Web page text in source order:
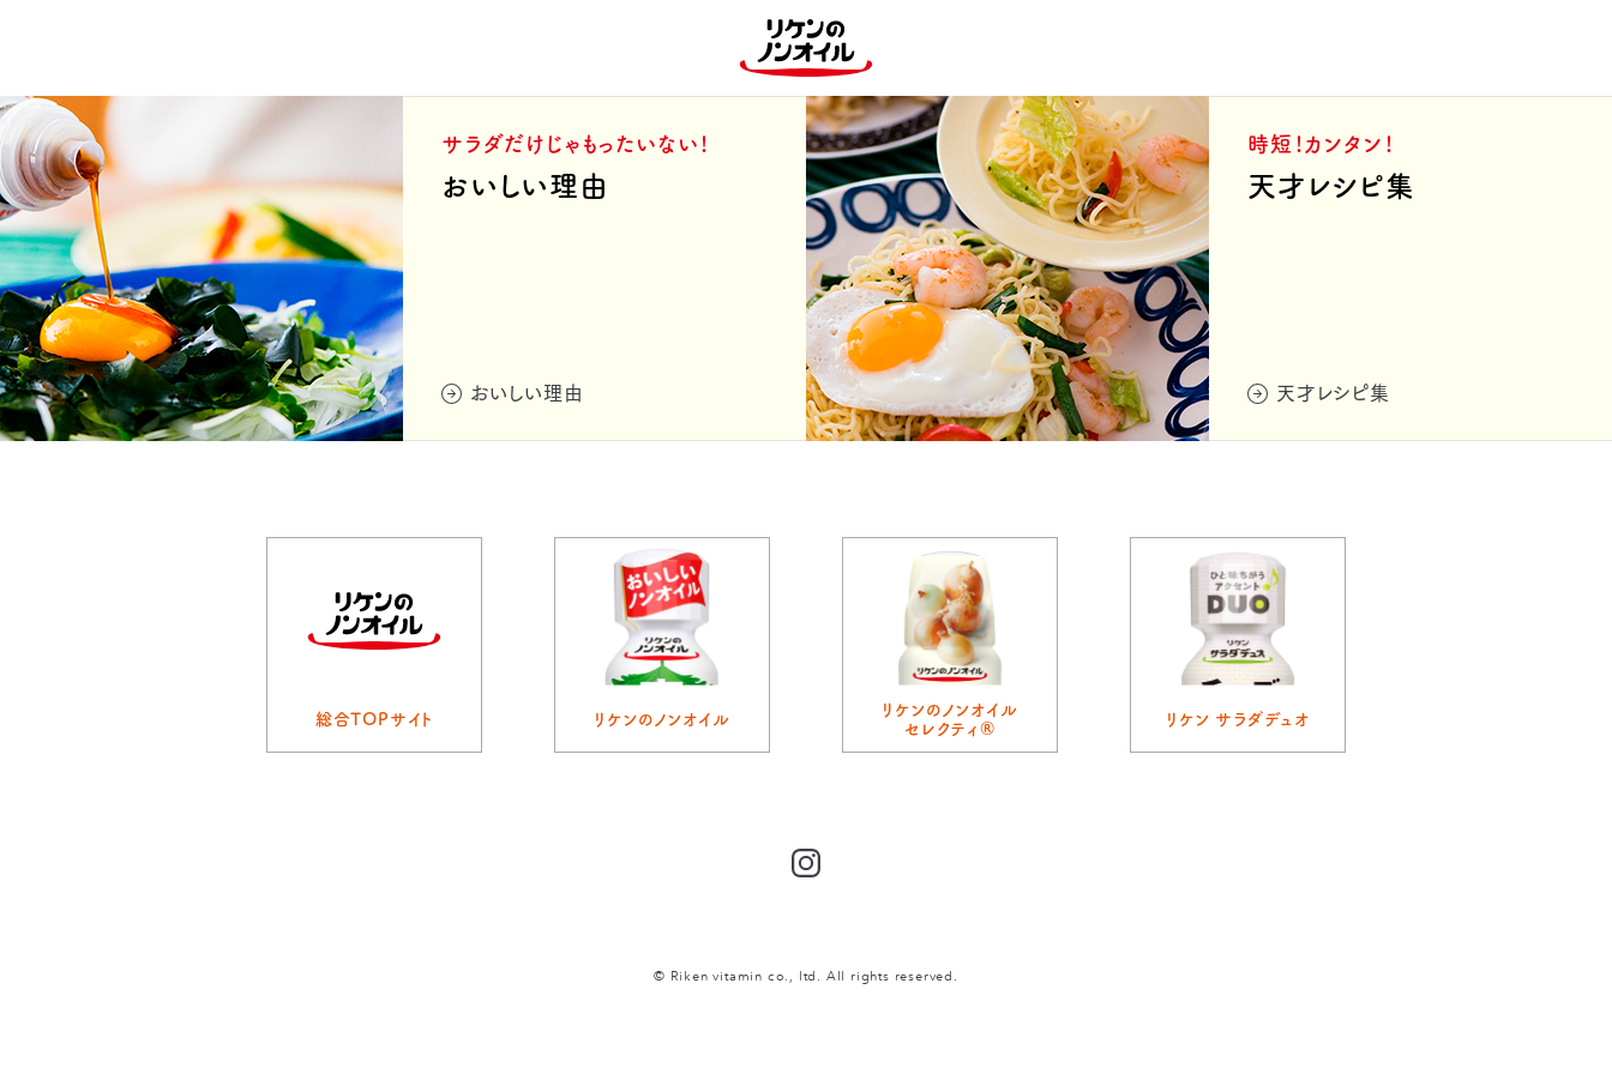
サラダだけじゃもったいない！
おいしい理由
おいしい理由
時短！カンタン！
天才レシピ集
天才レシピ集
総合TOPサイト リケンのノンオイル
リケンのノンオイル
セレクティ®
リケン サラダデュオ
© Riken vitamin co., ltd. All rights reserved.